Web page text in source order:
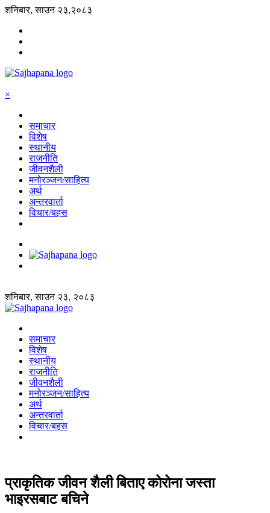
शनिबार, साउन २३,२०८३
×
समाचार
विशेष
स्थानीय
राजनीति
जीवनशैली
मनोरञ्जन/साहित्य
अर्थ
अन्तरवार्ता
विचार/बहस
शनिबार, साउन २३, २०८३
समाचार
विशेष
स्थानीय
राजनीति
जीवनशैली
मनोरञ्जन/साहित्य
अर्थ
अन्तरवार्ता
विचार/बहस
प्राकृतिक जीवन शैली बिताए कोरोना जस्ता
भाइरसबाट बचिने